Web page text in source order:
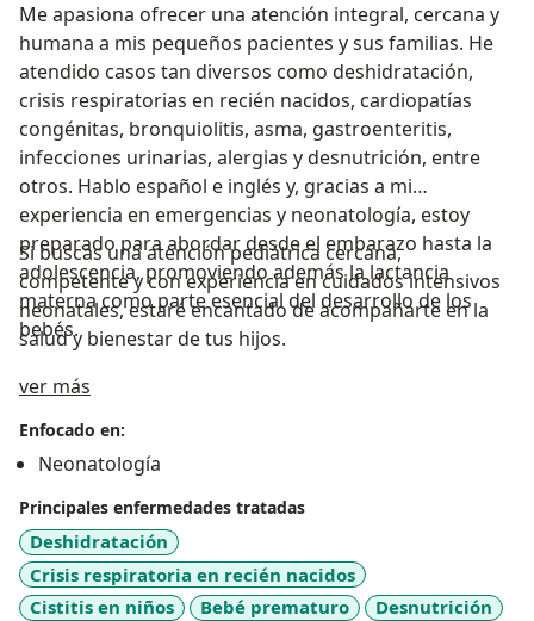
Me apasiona ofrecer una atención integral, cercana y
humana a mis pequeños pacientes y sus familias. He
atendido casos tan diversos como deshidratación,
crisis respiratorias en recién nacidos, cardiopatías
congénitas, bronquiolitis, asma, gastroenteritis,
infecciones urinarias, alergias y desnutrición, entre
otros. Hablo español e inglés y, gracias a mi
experiencia en emergencias y neonatología, estoy
preparado para abordar desde el embarazo hasta la
adolescencia, promoviendo además la lactancia
materna como parte esencial del desarrollo de los
bebés.
Si buscas una atención pediátrica cercana,
competente y con experiencia en cuidados intensivos
neonatales, estaré encantado de acompañarte en la
salud y bienestar de tus hijos.
ver más
Enfocado en:
Neonatología
Principales enfermedades tratadas
Deshidratación
Crisis respiratoria en recién nacidos
Cistitis en niños
Bebé prematuro Desnutrición